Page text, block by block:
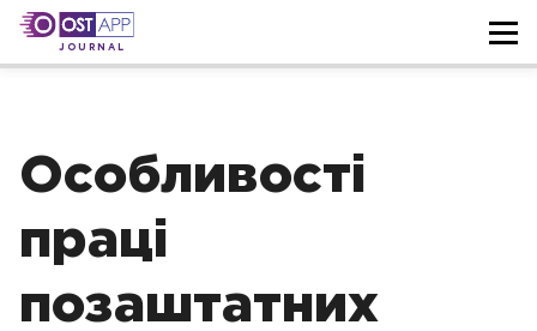
JOURNAL
Особливості
праці
позаштатних